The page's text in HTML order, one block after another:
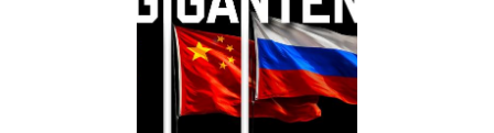
Buch: 30,00 €
eBook: 16,99 €